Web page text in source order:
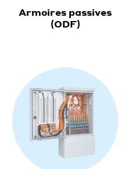
Armoires passives
(ODF)